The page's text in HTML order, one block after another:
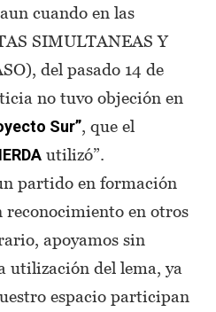
cuando en las
SIMULTANEAS Y
del pasado 14 de
no tuvo objeción en
Sur” , que el
utilizó”.
partido en formación
en otros
apoyamos sin
utilización del lema, ya
espacio participan